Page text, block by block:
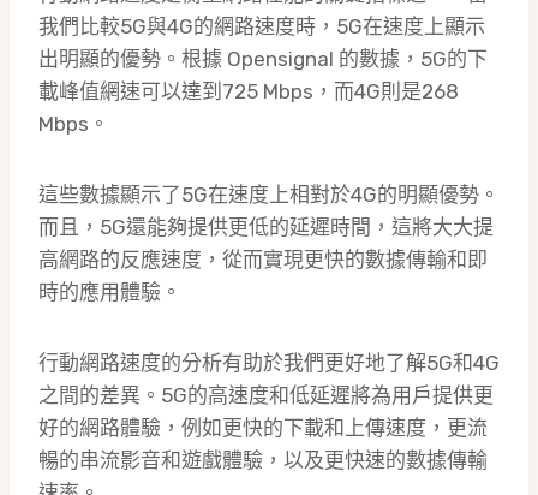
我們比較5G與4G的網路速度時，5G在速度上顯示
出明顯的優勢。根據 Opensignal 的數據，5G的下
載峰值網速可以達到725 Mbps，而4G則是268
Mbps。
這些數據顯示了5G在速度上相對於4G的明顯優勢。
而且，5G還能夠提供更低的延遲時間，這將大大提
高網路的反應速度，從而實現更快的數據傳輸和即
時的應用體驗。
行動網路速度的分析有助於我們更好地了解5G和4G
之間的差異。5G的高速度和低延遲將為用戶提供更
好的網路體驗，例如更快的下載和上傳速度，更流
暢的串流影音和遊戲體驗，以及更快速的數據傳輸